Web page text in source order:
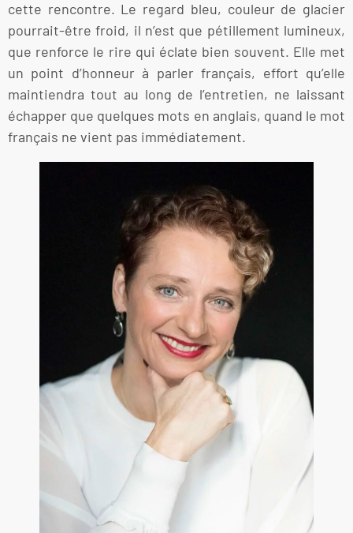
cette rencontre. Le regard bleu, couleur de glacier
pourrait-être froid, il n’est que pétillement lumineux,
que renforce le rire qui éclate bien souvent. Elle met
un point d’honneur à parler français, effort qu’elle
maintiendra tout au long de l’entretien, ne laissant
échapper que quelques mots en anglais, quand le mot
français ne vient pas immédiatement.